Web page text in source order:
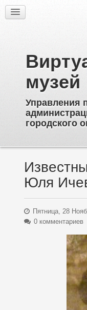
музей
Управления
городского
Об
Директора
Ветераны
Известные
Пионерское
Юля
Пятница, 28
0 комментариев